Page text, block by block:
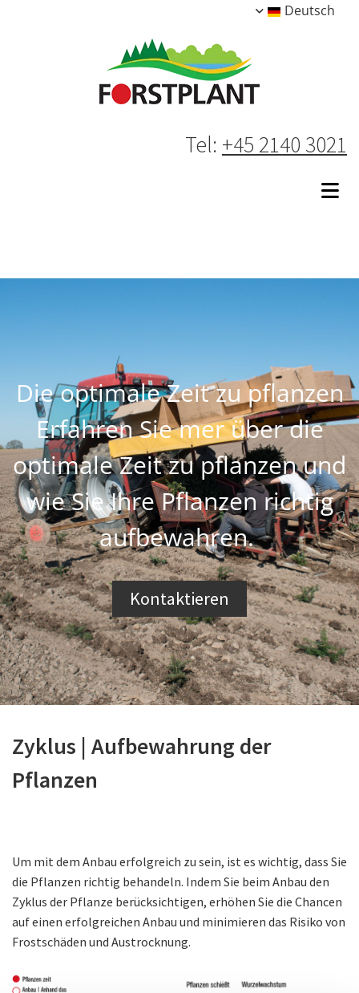
Deutsch
Tel: +45 2140 3021
Die optimale Zeit zu pflanzen
Erfahren Sie mer über die
optimale Zeit zu pflanzen und
wie Sie Ihre Pflanzen richtig
aufbewahren.
Kontaktieren
Zyklus | Aufbewahrung der
Pflanzen
Um mit dem Anbau erfolgreich zu sein, ist es wichtig, dass Sie
die Pflanzen richtig behandeln. Indem Sie beim Anbau den
Zyklus der Pflanze berücksichtigen, erhöhen Sie die Chancen
auf einen erfolgreichen Anbau und minimieren das Risiko von
Frostschäden und Austrocknung.